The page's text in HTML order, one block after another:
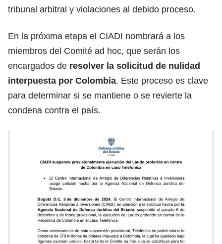
tribunal arbitral y violaciones al debido proceso.
En la próxima etapa el CIADI nombrará a los
miembros del Comité ad hoc, que serán los
encargados de resolver la solicitud de nulidad
interpuesta por Colombia. Este proceso es clave
para determinar si se mantiene o se revierte la
condena contra el país.